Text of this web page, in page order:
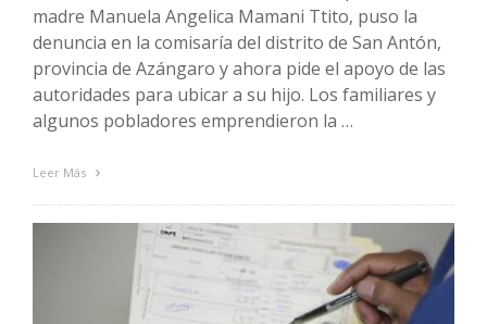
madre Manuela Angelica Mamani Ttito, puso la
denuncia en la comisaría del distrito de San Antón,
provincia de Azángaro y ahora pide el apoyo de las
autoridades para ubicar a su hijo. Los familiares y
algunos pobladores emprendieron la …
Leer Más